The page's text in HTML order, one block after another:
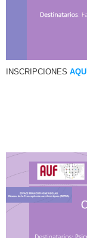
INSCRIPCIONES AQUÍ